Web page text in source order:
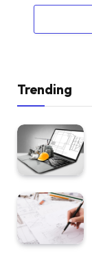
Trending